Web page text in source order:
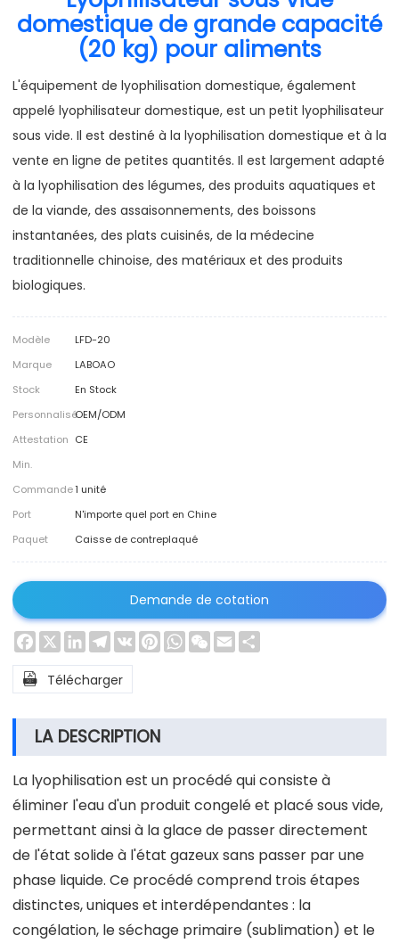
domestique de grande capacité
(20 kg) pour aliments
L'équipement de lyophilisation domestique, également
appelé lyophilisateur domestique, est un petit lyophilisateur
sous vide. Il est destiné à la lyophilisation domestique et à la
vente en ligne de petites quantités. Il est largement adapté
à la lyophilisation des légumes, des produits aquatiques et
de la viande, des assaisonnements, des boissons
instantanées, des plats cuisinés, de la médecine
traditionnelle chinoise, des matériaux et des produits
biologiques.
Modèle
LFD-20
Marque
LABOAO
Stock
En Stock
PersonnaliséOEM/ODM
Attestation CE
Min.
Commande1 unité
Port
N'importe quel port en Chine
Paquet
Caisse de contreplaqué
Demande de cotation
Facebook
X LinkedInTelegram
VK PinterestWhatsApp
WeChat
Email
 Télécharger
LA DESCRIPTION
La lyophilisation est un procédé qui consiste à
éliminer l'eau d'un produit congelé et placé sous vide,
permettant ainsi à la glace de passer directement
de l'état solide à l'état gazeux sans passer par une
phase liquide. Ce procédé comprend trois étapes
distinctes, uniques et interdépendantes : la
congélation, le séchage primaire (sublimation) et le